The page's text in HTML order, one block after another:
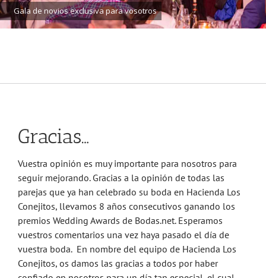
Gala de novios exclusiva para vosotros
Gracias…
Vuestra opinión es muy importante para nosotros para
seguir mejorando. Gracias a la opinión de todas las
parejas que ya han celebrado su boda en Hacienda Los
Conejitos, llevamos 8 años consecutivos ganando los
premios Wedding Awards de Bodas.net. Esperamos
vuestros comentarios una vez haya pasado el día de
vuestra boda. En nombre del equipo de Hacienda Los
Conejitos, os damos las gracias a todos por haber